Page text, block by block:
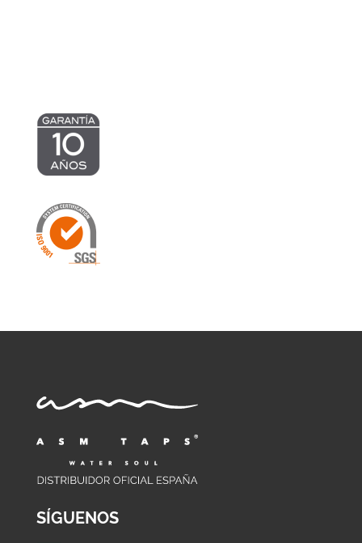
SÍGUENOS